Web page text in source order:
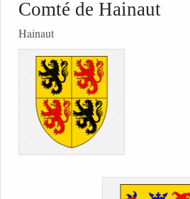
Comté de Hainaut
Hainaut